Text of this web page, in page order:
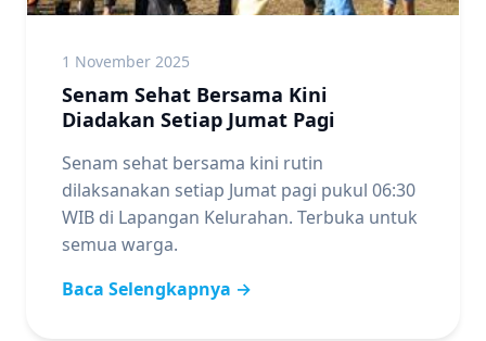
1 November 2025
Senam Sehat Bersama Kini
Diadakan Setiap Jumat Pagi
Senam sehat bersama kini rutin
dilaksanakan setiap Jumat pagi pukul 06:30
WIB di Lapangan Kelurahan. Terbuka untuk
semua warga.
Baca Selengkapnya →